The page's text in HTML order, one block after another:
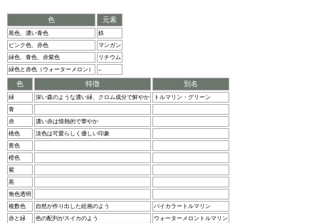
色 元素
黒色、濃い青色
鉄
ピンク色、赤色
マンガン
緑色、青色、赤紫色
リチウム
緑色と赤色（ウォーターメロン）
–
色 特徴 別名
緑 深い森のような濃い緑、クロム成分で鮮やか
トルマリン・グリーン
青
赤
濃い赤は情熱的で華やか
桃色
淡色は可愛らしく優しい印象
黄色
橙色
紫
黒
無色透明
複数色
自然が作り出した絵画のよう
バイカラートルマリン
赤と緑
色の配列がスイカのよう ウォーターメロントルマリン